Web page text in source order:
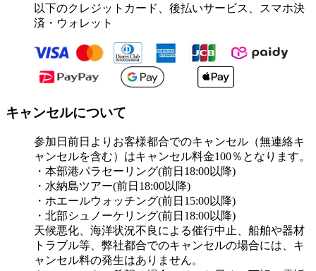
以下のクレジットカード、後払いサービス、スマホ決
済・ウォレット
キャンセルについて
参加日前日よりお客様都合でのキャンセル（無連絡キ
ャンセルを含む）はキャンセル料金100％となります。
・本部港パラセーリング(前日18:00以降)
・水納島ツアー(前日18:00以降)
・ホエールウォッチング(前日15:00以降)
・北部シュノーケリング(前日18:00以降)
天候悪化、海洋状況不良による催行中止、船舶や器材
トラブル等、弊社都合でのキャンセルの場合には、キ
ャンセル料の発生はありません。